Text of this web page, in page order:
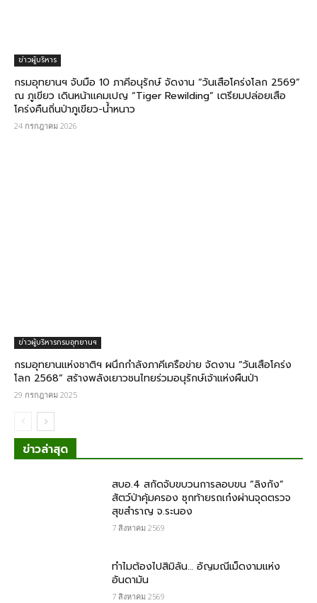
ข่าวผู้บริหาร
กรมอุทยานฯ จับมือ 10 ภาคีอนุรักษ์ จัดงาน “วันเสือโคร่งโลก 2569”
ณ ภูเขียว เดินหน้าแคมเปญ “Tiger Rewilding” เตรียมปล่อยเสือ
โคร่งคืนถิ่นป่าภูเขียว-น้ำหนาว
24 กรกฎาคม 2026
ข่าวผู้บริหารกรมอุทยานฯ
กรมอุทยานแห่งชาติฯ ผนึกกำลังภาคีเครือข่าย จัดงาน “วันเสือโคร่ง
โลก 2568” สร้างพลังเยาวชนไทยร่วมอนุรักษ์เจ้าแห่งผืนป่า
29 กรกฎาคม 2025
ข่าวล่าสุด
สบอ.4 สกัดจับขบวนการลอบขน “ลิงกัง”
สัตว์ป่าคุ้มครอง ซุกท้ายรถเก๋งผ่านจุดตรวจ
สุขสำราญ จ.ระนอง
7 สิงหาคม 2569
ทำไมต้องไปสิมิลัน… อัญมณีเม็ดงามแห่ง
อันดามัน
7 สิงหาคม 2569